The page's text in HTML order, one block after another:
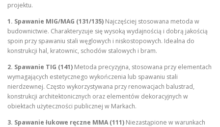
projektu.
1. Spawanie MIG/MAG (131/135) Najczęściej stosowana metoda w
budownictwie. Charakteryzuje się wysoką wydajnością i dobrą jakością
spoin przy spawaniu stali węglowych i niskostopowych. Idealna do
konstrukcji hal, kratownic, schodów stalowych i bram.
2. Spawanie TIG (141) Metoda precyzyjna, stosowana przy elementach
wymagających estetycznego wykończenia lub spawaniu stali
nierdzewnej. Często wykorzystywana przy renowacjach balustrad,
konstrukcji architektonicznych oraz elementów dekoracyjnych w
obiektach użyteczności publicznej w Markach.
3. Spawanie łukowe ręczne MMA (111) Niezastąpione w warunkach